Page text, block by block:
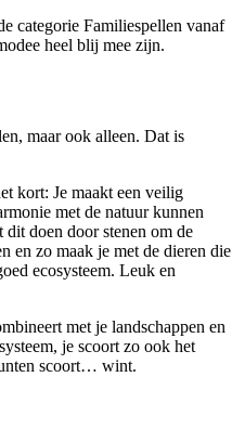
categorie Familiespellen vanaf
heel blij mee zijn.
maar ook alleen. Dat is
kort: Je maakt een veilig
met de natuur kunnen
doen door stenen om de
en zo maak je met de dieren die
ecosysteem. Leuk en
met je landschappen en
je scoort zo ook het
scoort… wint.